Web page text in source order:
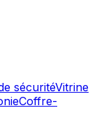
sécuritéVitrine
Coffre-